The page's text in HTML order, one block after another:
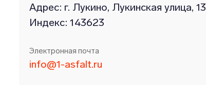
Адрес: г. Лукино, Лукинская улица, 13
Индекс: 143623
Электронная почта
info@1-asfalt.ru